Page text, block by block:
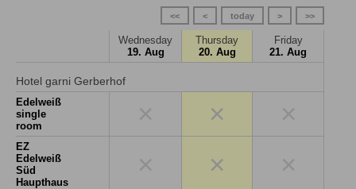
>>
>
today
<
<<
Wednesday
19. Aug
Thursday
20. Aug
Friday
21. Aug
Hotel garni Gerberhof
Edelweiß
single
room
×
EZ
Edelweiß
Süd
Haupthaus
×